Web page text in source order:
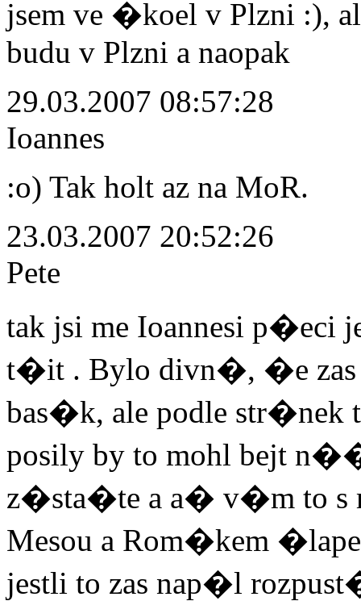
jsem ve �koel v Plzni :),
budu v Plzni a naopak
29.03.2007 08:57:28
Ioannes
:o) Tak holt az na MoR.
23.03.2007 20:52:26
Pete
tak jsi me Ioannesi p�eci
t�it . Bylo divn�, �e
bas�k, ale podle
posily by to mohl bejt
z�sta�te a a� v�m to s
Mesou a Rom�kem
jestli to zas nap�l